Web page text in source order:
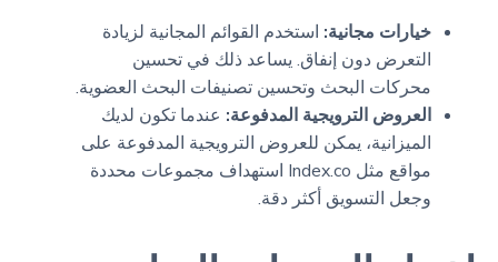
خيارات مجانية: استخدم القوائم المجانية لزيادة
التعرض دون إنفاق. يساعد ذلك في تحسين
محركات البحث وتحسين تصنيفات البحث العضوية.
العروض الترويجية المدفوعة: عندما تكون لديك
الميزانية، يمكن للعروض الترويجية المدفوعة على
مواقع مثل Index.co استهداف مجموعات محددة
وجعل التسويق أكثر دقة.